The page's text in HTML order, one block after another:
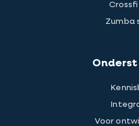
Zumba
Voor